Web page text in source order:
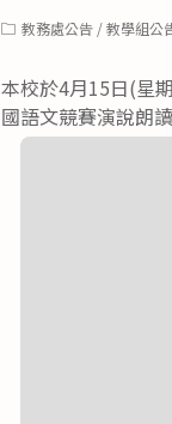
Post教務處公告 / 教學組公
本校於4月15日(星
國語文競賽演說朗